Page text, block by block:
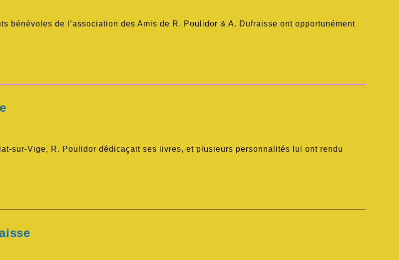
bénévoles de l’association des Amis de R. Poulidor & A. Dufraisse ont opportunément
sur-Vige, R. Poulidor dédicaçait ses livres, et plusieurs personnalités lui ont rendu